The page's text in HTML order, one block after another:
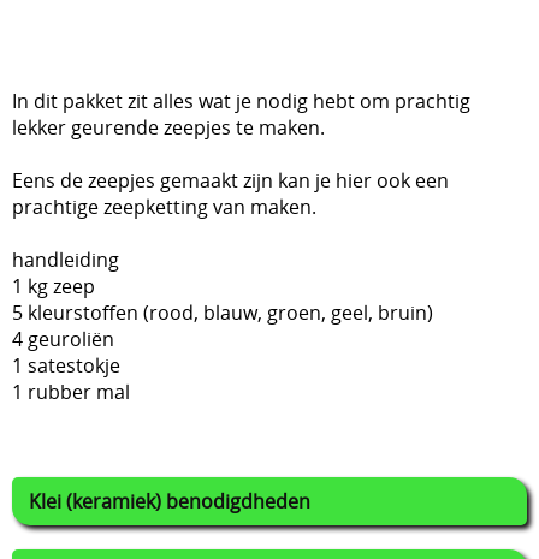
Klei (keramiek) benodigdheden
In dit pakket zit alles wat je nodig hebt om prachtig
lekker geurende zeepjes te maken.
Eens de zeepjes gemaakt zijn kan je hier ook een
prachtige zeepketting van maken.
handleiding
1 kg zeep
5 kleurstoffen (rood, blauw, groen, geel, bruin)
4 geuroliën
1 satestokje
1 rubber mal